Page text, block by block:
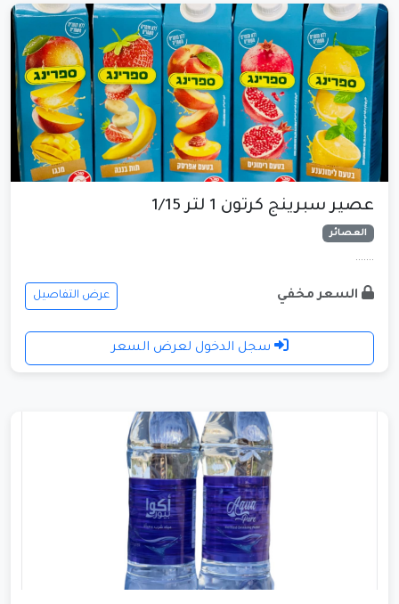
عصير سبرينج كرتون 1 لتر 1/15
العصائر
.......
السعر مخفي عرض التفاصيل
سجل الدخول لعرض السعر